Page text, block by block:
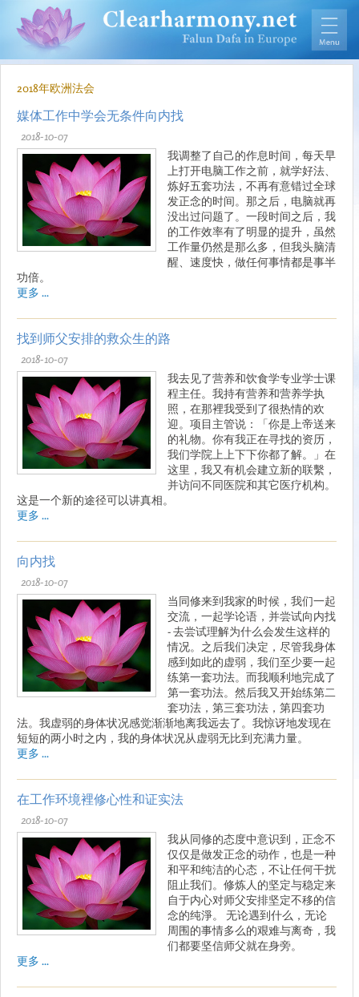
2018年欧洲法会
媒体工作中学会无条件向内找
2018-10-07
我调整了自己的作息时间，每天早
上打开电脑工作之前，就学好法、
炼好五套功法，不再有意错过全球
发正念的时间。那之后，电脑就再
没出过问题了。一段时间之后，我
的工作效率有了明显的提升，虽然
工作量仍然是那么多，但我头脑清
醒、速度快，做任何事情都是事半
功倍。
更多 ...
找到师父安排的救众生的路
2018-10-07
我去见了营养和饮食学专业学士课
程主任。我持有营养和营养学执
照，在那裡我受到了很热情的欢
迎。项目主管说：「你是上帝送来
的礼物。你有我正在寻找的资历，
我们学院上上下下你都了解。」在
这里，我又有机会建立新的联繫，
并访问不同医院和其它医疗机构。
这是一个新的途径可以讲真相。
更多 ...
向内找
2018-10-07
当同修来到我家的时候，我们一起
交流，一起学论语，并尝试向内找
- 去尝试理解为什么会发生这样的
情况。之后我们决定，尽管我身体
感到如此的虚弱，我们至少要一起
练第一套功法。而我顺利地完成了
第一套功法。然后我又开始练第二
套功法，第三套功法，第四套功
法。我虚弱的身体状况感觉渐渐地离我远去了。我惊讶地发现在
短短的两小时之内，我的身体状况从虚弱无比到充满力量。
更多 ...
在工作环境裡修心性和证实法
2018-10-07
我从同修的态度中意识到，正念不
仅仅是做发正念的动作，也是一种
和平和纯洁的心态，不让任何干扰
阻止我们。修炼人的坚定与稳定来
自于内心对师父安排坚定不移的信
念的纯淨。 无论遇到什么，无论
周围的事情多么的艰难与离奇，我
们都要坚信师父就在身旁。
更多 ...